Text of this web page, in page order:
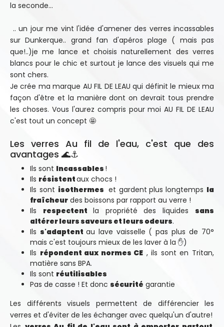
la seconde...
.. un jour me vint l'idée d'amener des verres incassables
sur Dunkerque.. grand fan d'apéros plage ( mais pas
que!..)je me lance et choisis naturellement des verres
blancs pour le chic et surtout je lance des visuels qui me
sont chers.
Je crée ma marque AU FIL DE LEAU qui définit le mieux ma
façon d'être et la manière dont on devrait tous prendre
les choses. Vous l'aurez compris pour moi AU FIL DE LEAU
c'est tout un concept 🤩
Les verres Au fil de l'eau, c'est que des
avantages 🌊⚓
Ils sont Incassables !
Ils résistentaux chocs !
Ils sont isothermes et gardent plus longtemps la
fraîcheur des boissons par rapport au verre !
Ils respectent la propriété des liquidessans
altérer leurs saveurs et leurs odeurs.
Ils s'adaptent au lave vaisselle ( pas plus de 70°
mais c'est toujours mieux de les laver à la ✋)
Ils répondent aux normes CE , ils sont en Tritan,
matière sans BPA.
Ils sont réutilisables
Pas de casse ! Et donc sécurité garantie
Les différents visuels permettent de différencier les
verres et d'éviter de les échanger avec quelqu'un d'autre!